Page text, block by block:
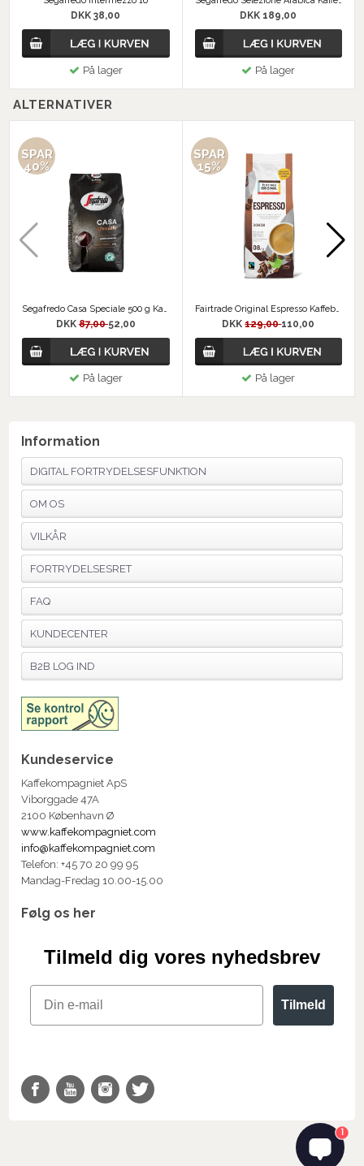
DKK 38,00
På lager
DKK 189,00
På lager
ALTERNATIVER
SPAR
40%
DKK 87,0052,00
På lager
SPAR
15%
Fairtrade Original Espresso Kaffebønner 500 g
DKK129,00110,00
På lager
Information
DIGITAL FORTRYDELSESFUNKTION
OM OS
VILKÅR
FORTRYDELSESRET
FAQ
KUNDECENTER
B2B LOG IND
Kundeservice
Kaffekompagniet ApS
Viborggade 47A
2100 København Ø
www.kaffekompagniet.com
info@kaffekompagniet.com
Telefon: +45 70 20 99 95
Mandag-Fredag 10.00-15.00
Følg os her
Tilmeld dig vores nyhedsbrev
Email
Tilmeld
1